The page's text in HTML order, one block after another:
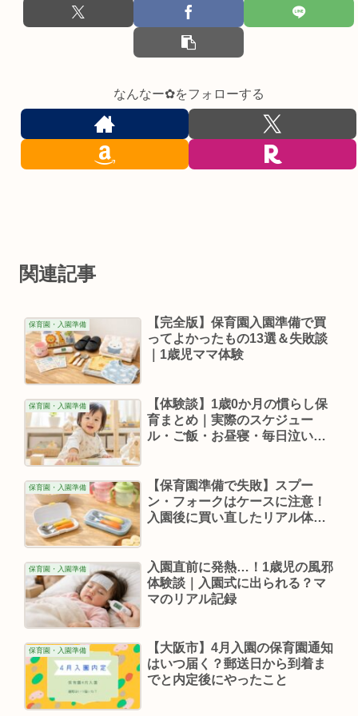
なんなー✿をフォローする
関連記事
保育園・入園準備
【完全版】保育園入園準備で買
ってよかったもの13選＆失敗談
｜1歳児ママ体験
保育園・入園準備
【体験談】1歳0か月の慣らし保
育まとめ｜実際のスケジュー
ル・ご飯・お昼寝・毎日泣いて
保育園・入園準備
【保育園準備で失敗】スプー
ン・フォークはケースに注意！
入園後に買い直したリアル体験
保育園・入園準備
入園直前に発熱…！1歳児の風邪
体験談｜入園式に出られる？マ
マのリアル記録
保育園・入園準備
【大阪市】4月入園の保育園通知
はいつ届く？郵送日から到着ま
でと内定後にやったこと